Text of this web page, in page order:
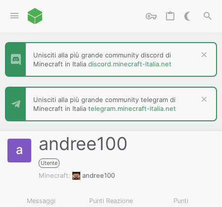
Unisciti alla più grande community discord di
Minecraft in Italia discord.minecraft-italia.net
Unisciti alla più grande community telegram di
Minecraft in Italia telegram.minecraft-italia.net
andree100
Utente
Minecraft andree100
Messaggi Punti Reazione Punti